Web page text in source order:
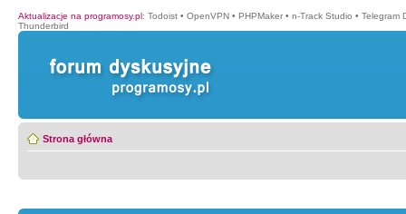
Aktualizacje na programosy.pl: Todoist • OpenVPN • PHPMaker • n-Track Studio • Telegram
Thunderbird
Strona główna